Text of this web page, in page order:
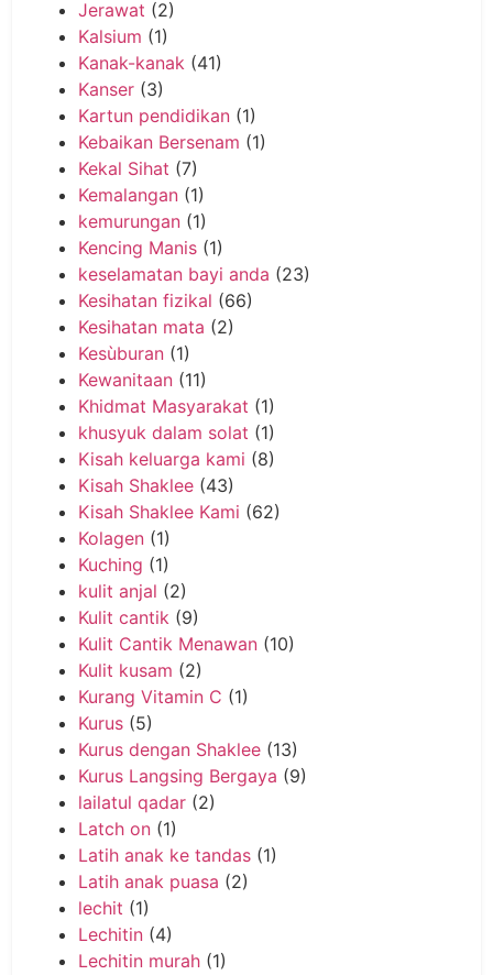
Jerawat (2)
Kalsium (1)
Kanak-kanak (41)
Kanser (3)
Kartun pendidikan (1)
Kebaikan Bersenam (1)
Kekal Sihat (7)
Kemalangan (1)
kemurungan (1)
Kencing Manis (1)
keselamatan bayi anda (23)
Kesihatan fizikal (66)
Kesihatan mata (2)
Kesùburan (1)
Kewanitaan (11)
Khidmat Masyarakat (1)
khusyuk dalam solat (1)
Kisah keluarga kami (8)
Kisah Shaklee (43)
Kisah Shaklee Kami (62)
Kolagen (1)
Kuching (1)
kulit anjal (2)
Kulit cantik (9)
Kulit Cantik Menawan (10)
Kulit kusam (2)
Kurang Vitamin C (1)
Kurus (5)
Kurus dengan Shaklee (13)
Kurus Langsing Bergaya (9)
lailatul qadar (2)
Latch on (1)
Latih anak ke tandas (1)
Latih anak puasa (2)
lechit (1)
Lechitin (4)
Lechitin murah (1)